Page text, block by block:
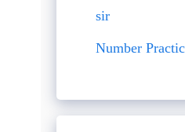
sir
Number